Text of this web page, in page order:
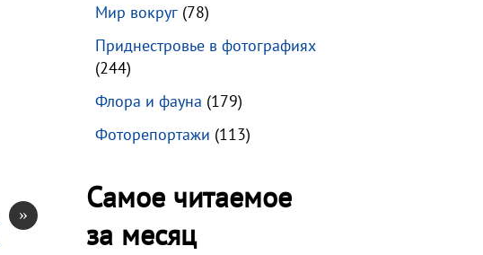
»
Мир вокруг(78)
Приднестровье в фотографиях
(244)
Флора и фауна (179)
Фоторепортажи (113)
Самое читаемое
за месяц